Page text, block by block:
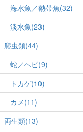
海水魚／熱帯魚(32)
淡水魚(23)
爬虫類(44)
蛇／ヘビ(9)
トカゲ(10)
カメ(11)
両生類(13)